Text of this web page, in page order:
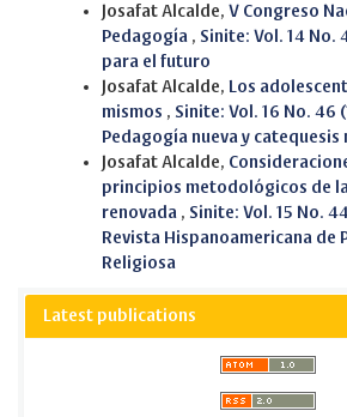
Josafat Alcalde, V Congreso
Pedagogía , Sinite: Vol. 14 No.
para el futuro
Josafat Alcalde, Los
mismos , Sinite: Vol. 16 No. 46
Pedagogía nueva y catequesis
Josafat Alcalde,
principios metodológicos de
renovada , Sinite: Vol. 15 No.
Revista Hispanoamericana de
Religiosa
Latest publications